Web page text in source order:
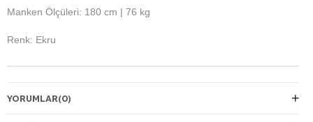
Manken Ölçüleri: 180 cm | 76 kg
Renk: Ekru
YORUMLAR(0)